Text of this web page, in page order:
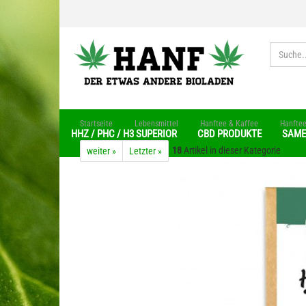
HHZ / PHC / H3 SUPERIOR CBD PRODUKTE
Startseite Lebensmittel Hanftee & Kaffee Hanftee
weiter » Letzter » 18Artikel in dieser Kategorie